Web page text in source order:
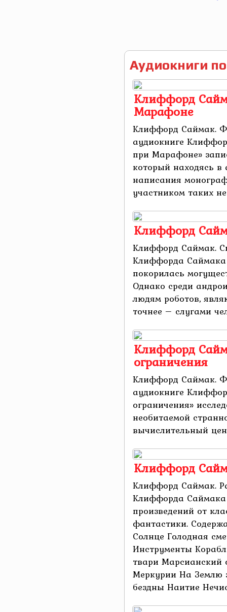
Аудиокниги
Клиффорд
Марафоне
Клиффорд Саймак.
аудиокниге
при Марафоне»
который находясь в
написания
участником таких
Клиффорд
Клиффорд Саймак.
Клиффорда Саймака
покорилась
Однако среди
людям роботов,
точнее – слугами
Клиффорд
ограничения
Клиффорд Саймак.
аудиокниге
ограничения»
необитаемой
вычислительный
Клиффорд
Клиффорд Саймак.
Клиффорда Саймака
произведений от
фантастики.
Солнце Голодная
Инструменты
твари
Меркурии На Землю
бездны Наитие